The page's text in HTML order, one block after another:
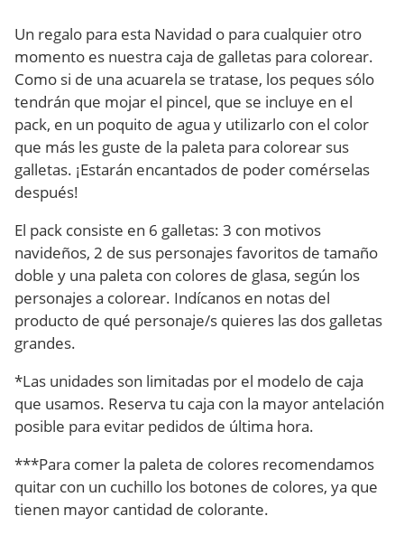
Un regalo para esta Navidad o para cualquier otro
momento es nuestra caja de galletas para colorear.
Como si de una acuarela se tratase, los peques sólo
tendrán que mojar el pincel, que se incluye en el
pack, en un poquito de agua y utilizarlo con el color
que más les guste de la paleta para colorear sus
galletas. ¡Estarán encantados de poder comérselas
después!
El pack consiste en 6 galletas: 3 con motivos
navideños, 2 de sus personajes favoritos de tamaño
doble y una paleta con colores de glasa, según los
personajes a colorear. Indícanos en notas del
producto de qué personaje/s quieres las dos galletas
grandes.
*Las unidades son limitadas por el modelo de caja
que usamos. Reserva tu caja con la mayor antelación
posible para evitar pedidos de última hora.
***Para comer la paleta de colores recomendamos
quitar con un cuchillo los botones de colores, ya que
tienen mayor cantidad de colorante.